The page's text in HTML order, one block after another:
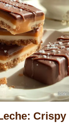
Crispy